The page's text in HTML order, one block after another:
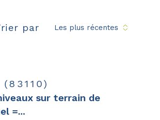
par Les plus récentes
sur terrain de
=...